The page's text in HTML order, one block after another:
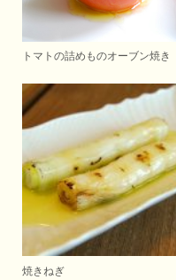
トマトの詰めものオーブン焼き
焼きねぎ